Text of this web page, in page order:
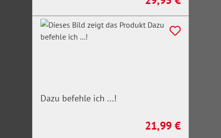
Dazu befehle ich ...!
Regulärer Preis:
21,99 €